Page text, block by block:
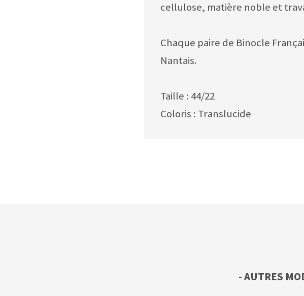
cellulose, matière noble et
Chaque paire de Binocle
Nantais.
Taille : 44/22
Coloris : Translucide
- AUTRES